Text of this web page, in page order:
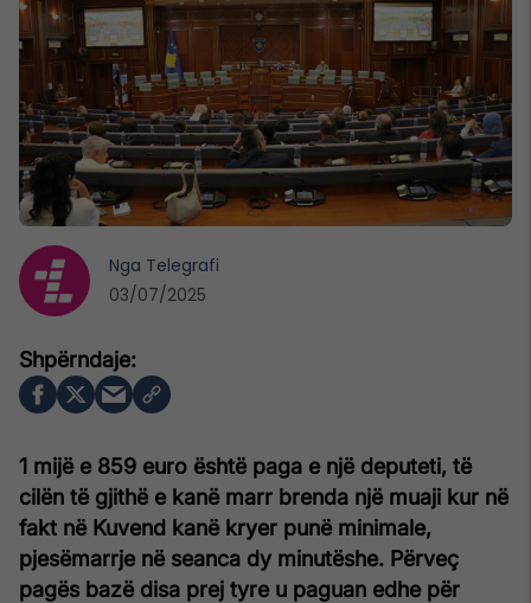
1 mijë e 859 euro është paga e një deputeti, të
cilën të gjithë e kanë marr brenda një muaji kur në
fakt në Kuvend kanë kryer punë minimale,
pjesëmarrje në seanca dy minutëshe. Përveç
pagës bazë disa prej tyre u paguan edhe për
Nga Telegrafi
03/07/2025